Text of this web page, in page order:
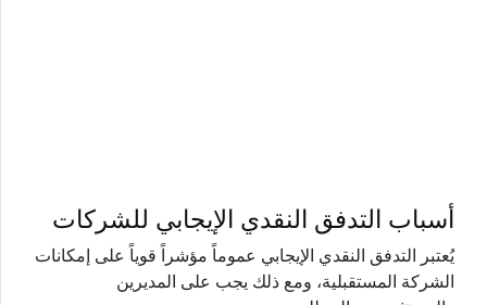
أسباب التدفق النقدي الإيجابي للشركات
يُعتبر التدفق النقدي الإيجابي عموماً مؤشراً قوياً على إمكانات
الشركة المستقبلية، ومع ذلك يجب على المديرين